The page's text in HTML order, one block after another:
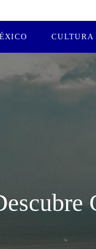
CULTURA